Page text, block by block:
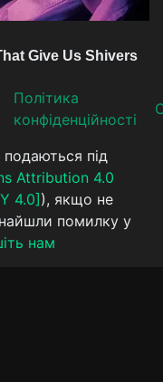
Політика
конфіденційності
подаються під
Attribution 4.0
4.0] ), якщо не
помилку у
нам